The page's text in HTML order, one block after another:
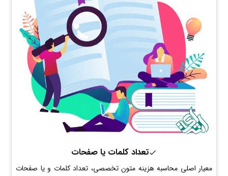
تعداد کلمات یا صفحات
معیار اصلی محاسبه هزینه متون تخصصی، تعداد کلمات و یا صفحات